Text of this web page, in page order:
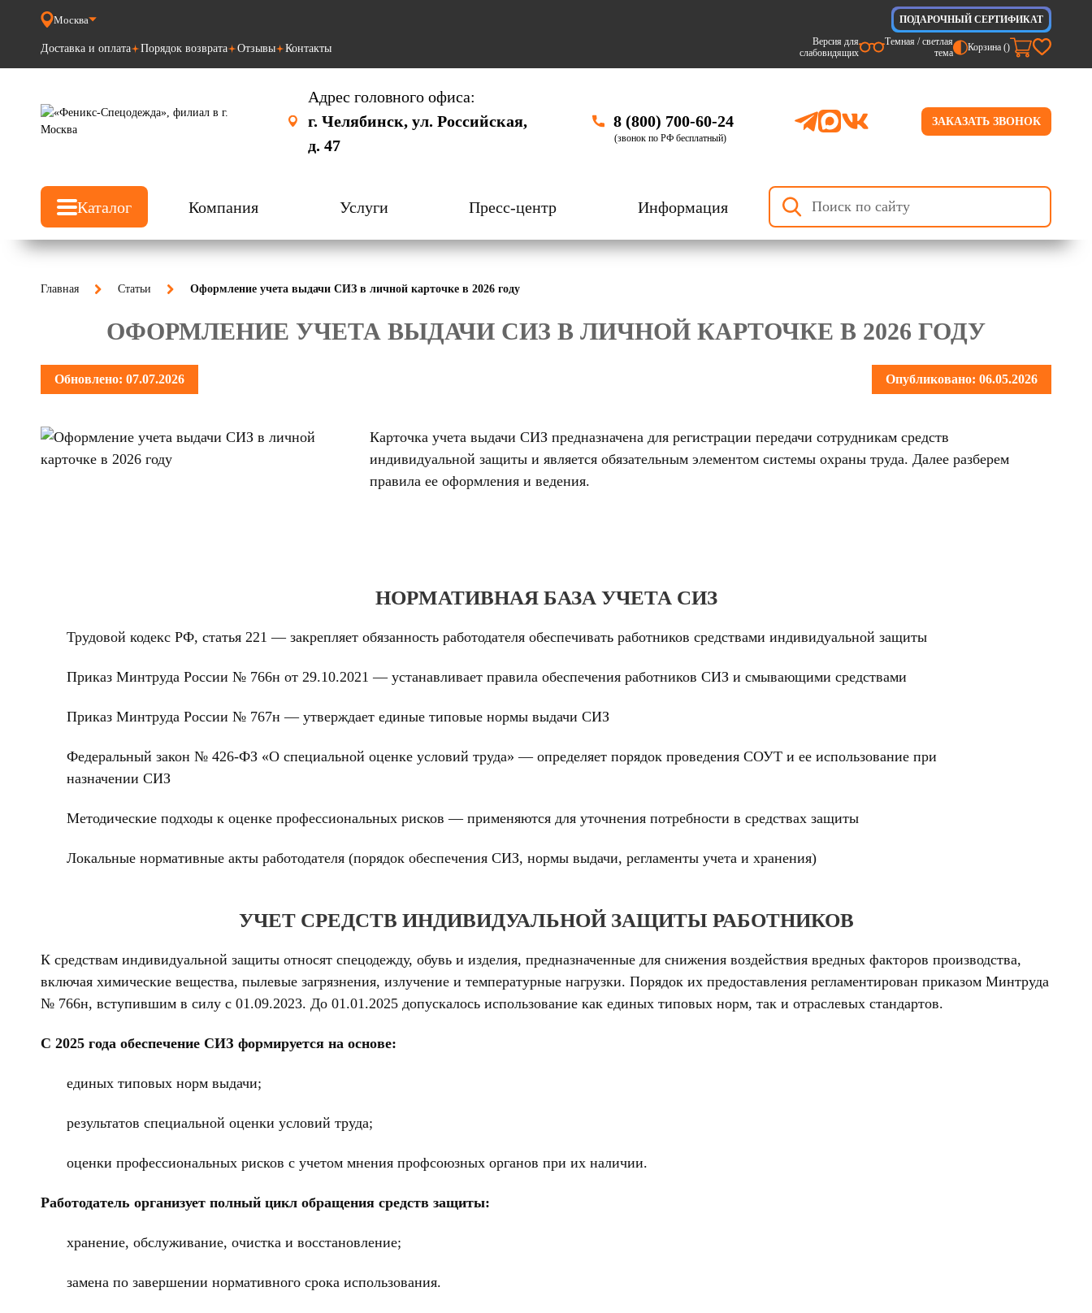
Москва
Доставка и оплата Порядок возврата Отзывы Контакты
ПОДАРОЧНЫЙ СЕРТИФИКАТ
Версия для
слабовидящих
Темная / светлая
тема
Корзина ()
Адрес головного офиса:
г. Челябинск, ул. Российская,
д. 47
8 (800) 700-60-24
(звонок по РФ бесплатный)
ЗАКАЗАТЬ ЗВОНОК
Каталог Компания Услуги Пресс-центр Информация
Главная Статьи Оформление учета выдачи СИЗ в личной карточке в 2026 году
ОФОРМЛЕНИЕ УЧЕТА ВЫДАЧИ СИЗ В ЛИЧНОЙ КАРТОЧКЕ В 2026 ГОДУ
Обновлено: 07.07.2026 Опубликовано: 06.05.2026
Карточка учета выдачи СИЗ предназначена для регистрации передачи сотрудникам средств
индивидуальной защиты и является обязательным элементом системы охраны труда. Далее разберем
правила ее оформления и ведения.
НОРМАТИВНАЯ БАЗА УЧЕТА СИЗ
Трудовой кодекс РФ, статья 221 — закрепляет обязанность работодателя обеспечивать работников средствами индивидуальной защиты
Приказ Минтруда России № 766н от 29.10.2021 — устанавливает правила обеспечения работников СИЗ и смывающими средствами
Приказ Минтруда России № 767н — утверждает единые типовые нормы выдачи СИЗ
Федеральный закон № 426-ФЗ «О специальной оценке условий труда» — определяет порядок проведения СОУТ и ее использование при
назначении СИЗ
Методические подходы к оценке профессиональных рисков — применяются для уточнения потребности в средствах защиты
Локальные нормативные акты работодателя (порядок обеспечения СИЗ, нормы выдачи, регламенты учета и хранения)
УЧЕТ СРЕДСТВ ИНДИВИДУАЛЬНОЙ ЗАЩИТЫ РАБОТНИКОВ
К средствам индивидуальной защиты относят спецодежду, обувь и изделия, предназначенные для снижения воздействия вредных факторов производства,
включая химические вещества, пылевые загрязнения, излучение и температурные нагрузки. Порядок их предоставления регламентирован приказом Минтруда
№ 766н, вступившим в силу с 01.09.2023. До 01.01.2025 допускалось использование как единых типовых норм, так и отраслевых стандартов.
С 2025 года обеспечение СИЗ формируется на основе:
единых типовых норм выдачи;
результатов специальной оценки условий труда;
оценки профессиональных рисков с учетом мнения профсоюзных органов при их наличии.
Работодатель организует полный цикл обращения средств защиты:
хранение, обслуживание, очистка и восстановление;
замена по завершении нормативного срока использования.